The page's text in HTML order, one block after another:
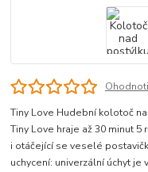
Tiny Love Hudební kolotoč
Tiny Love hraje až 30 minut
i otáčející se veselé
uchycení: univerzální úchyt je